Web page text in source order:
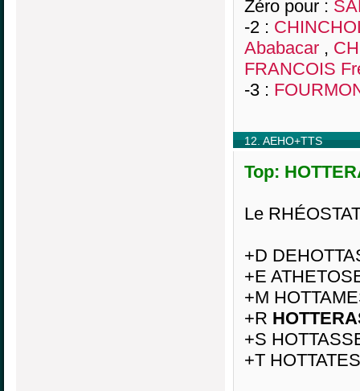
Zéro pour :
-2 :
Ababacar ,
FRANCOIS
-3 :
12. AEHO+TTS
Top:
Le
+D
+E
+M
+R
+S
+T HOTTATES